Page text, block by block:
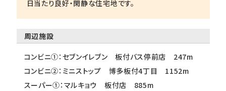
日当たり良好・閑静な住宅地です。
周辺施設
コンビニ①：セブンイレブン 板付バス停前店 247m
コンビニ②：ミニストップ 博多板付4丁目 1152m
スーパー①：マルキョウ 板付店 885m